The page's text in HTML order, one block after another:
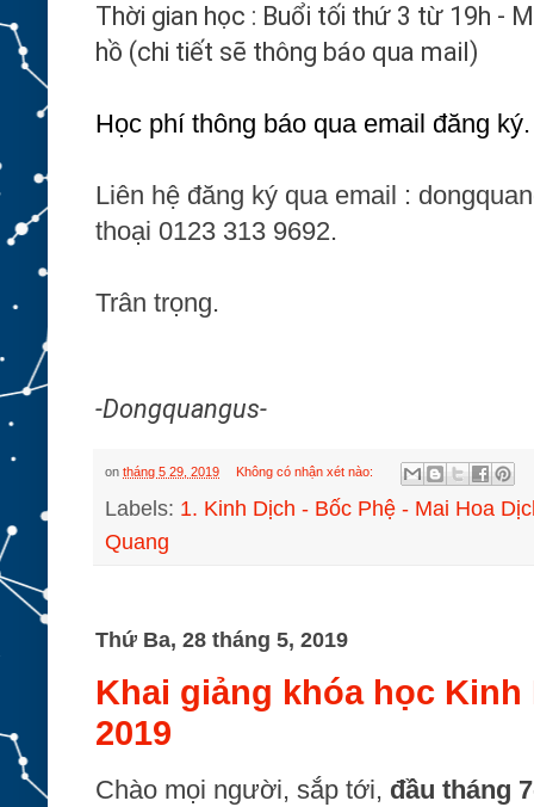
Thời gian học : Buổi tối thứ 3 từ 19h -
hồ (chi tiết sẽ thông báo qua mail)
Học phí thông báo qua email đăng ký.
Liên hệ đăng ký qua email :
thoại 0123 313 9692.
Trân trọng.
-Dongquangus-
on tháng 5 29, 2019 Không có nhận xét nào:
Labels: 1. Kinh Dịch - Bốc Phệ - Mai Hoa
Quang
Thứ Ba, 28 tháng 5, 2019
Khai giảng khóa học
2019
Chào mọi người, sắp tới, đầu tháng